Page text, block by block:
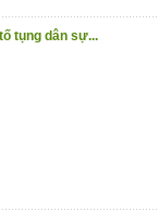
đọc!
tụng dân sự...